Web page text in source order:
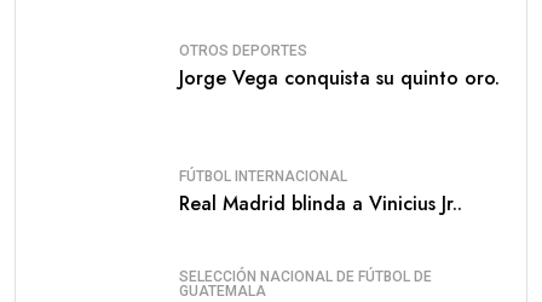
OTROS DEPORTES
Jorge Vega conquista su quinto oro.
FÚTBOL INTERNACIONAL
Real Madrid blinda a Vinicius Jr..
SELECCIÓN NACIONAL DE FÚTBOL DE
GUATEMALA